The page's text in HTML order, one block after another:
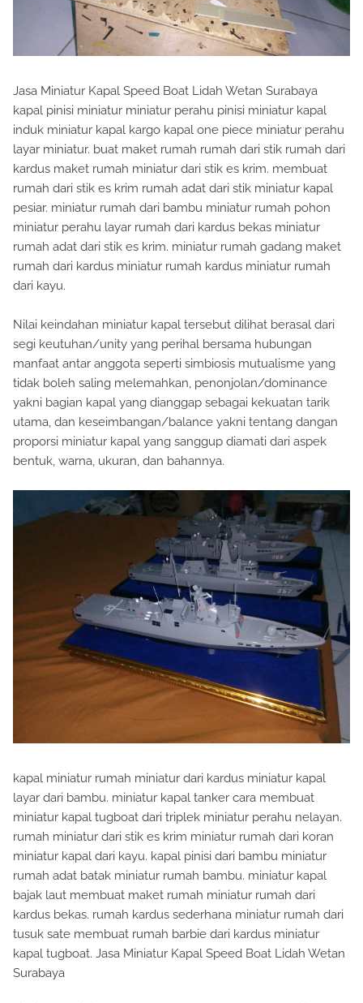
Jasa Miniatur Kapal Speed Boat Lidah Wetan Surabaya
kapal pinisi miniatur miniatur perahu pinisi miniatur kapal
induk miniatur kapal kargo kapal one piece miniatur perahu
layar miniatur. buat maket rumah rumah dari stik rumah dari
kardus maket rumah miniatur dari stik es krim. membuat
rumah dari stik es krim rumah adat dari stik miniatur kapal
pesiar. miniatur rumah dari bambu miniatur rumah pohon
miniatur perahu layar rumah dari kardus bekas miniatur
rumah adat dari stik es krim. miniatur rumah gadang maket
rumah dari kardus miniatur rumah kardus miniatur rumah
dari kayu.
Nilai keindahan miniatur kapal tersebut dilihat berasal dari
segi keutuhan/unity yang perihal bersama hubungan
manfaat antar anggota seperti simbiosis mutualisme yang
tidak boleh saling melemahkan, penonjolan/dominance
yakni bagian kapal yang dianggap sebagai kekuatan tarik
utama, dan keseimbangan/balance yakni tentang dangan
proporsi miniatur kapal yang sanggup diamati dari aspek
bentuk, warna, ukuran, dan bahannya.
kapal miniatur rumah miniatur dari kardus miniatur kapal
layar dari bambu. miniatur kapal tanker cara membuat
miniatur kapal tugboat dari triplek miniatur perahu nelayan.
rumah miniatur dari stik es krim miniatur rumah dari koran
miniatur kapal dari kayu. kapal pinisi dari bambu miniatur
rumah adat batak miniatur rumah bambu. miniatur kapal
bajak laut membuat maket rumah miniatur rumah dari
kardus bekas. rumah kardus sederhana miniatur rumah dari
tusuk sate membuat rumah barbie dari kardus miniatur
kapal tugboat. Jasa Miniatur Kapal Speed Boat Lidah Wetan
Surabaya